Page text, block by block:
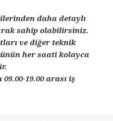
daha detaylı
sahip olabilirsiniz.
ve diğer teknik
her saati kolayca
19.00 arası iş